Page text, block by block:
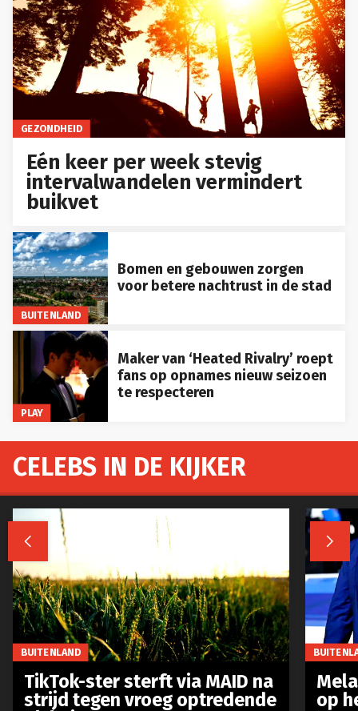
GEZONDHEID
Eén keer per week stevig
intervalwandelen vermindert
buikvet
BUITENLAND
Bomen en gebouwen zorgen
voor betere nachtrust in de stad
PLAY
Maker van ‘Heated Rivalry’ roept
fans op opnames nieuw seizoen
te respecteren
CELEBS IN DE KIJKER
 
BUITENLAND
TikTok-ster sterft via MAID na
strijd tegen vroeg optredende
op